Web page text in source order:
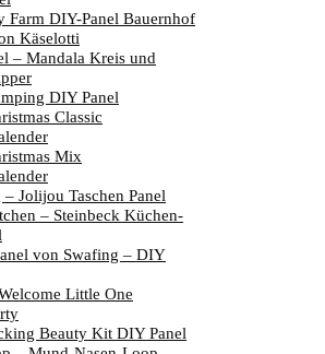
Farm DIY-Panel Bauernhof
Käselotti
– Mandala Kreis und
DIY Panel
Classic
Mix
Jolijou Taschen Panel
– Steinbeck Küchen-
von Swafing – DIY
Little One
Beauty Kit DIY Panel